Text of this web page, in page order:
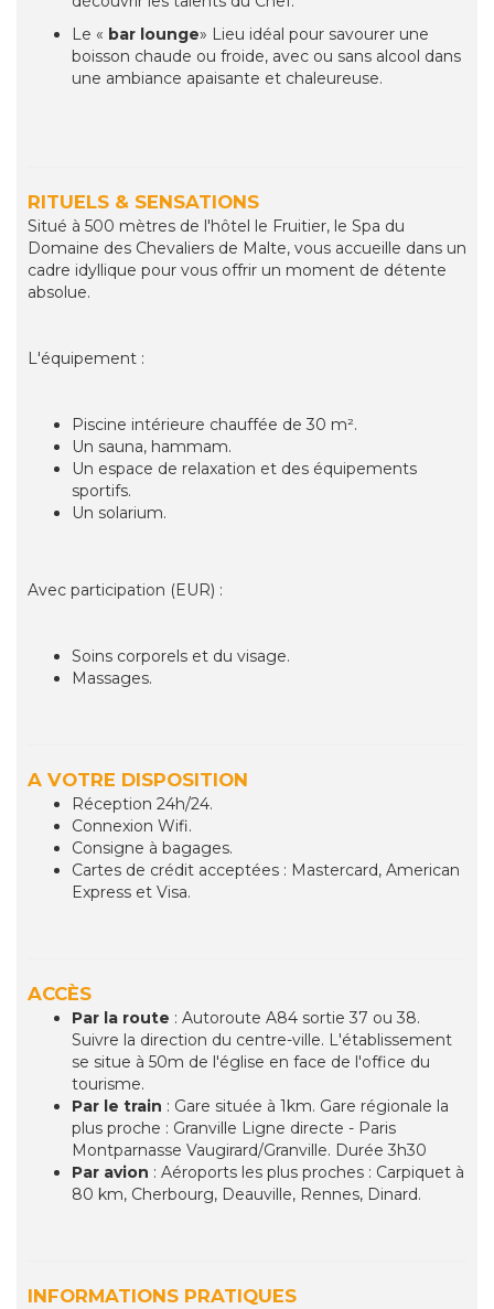
Le « bar lounge» Lieu idéal pour savourer une
boisson chaude ou froide, avec ou sans alcool dans
une ambiance apaisante et chaleureuse.
RITUELS & SENSATIONS
Situé à 500 mètres de l'hôtel le Fruitier, le Spa du
Domaine des Chevaliers de Malte, vous accueille dans un
cadre idyllique pour vous offrir un moment de détente
absolue.
L'équipement :
Piscine intérieure chauffée de 30 m².
Un sauna, hammam.
Un espace de relaxation et des équipements
sportifs.
Un solarium.
Avec participation (EUR) :
Soins corporels et du visage.
Massages.
A VOTRE DISPOSITION
Réception 24h/24.
Connexion Wifi.
Consigne à bagages.
Cartes de crédit acceptées : Mastercard, American
Express et Visa.
ACCÈS
Par la route : Autoroute A84 sortie 37 ou 38.
Suivre la direction du centre-ville. L'établissement
se situe à 50m de l'église en face de l'office du
tourisme.
Par le train : Gare située à 1km. Gare régionale la
plus proche : Granville Ligne directe - Paris
Montparnasse Vaugirard/Granville. Durée 3h30
Par avion : Aéroports les plus proches : Carpiquet à
80 km, Cherbourg, Deauville, Rennes, Dinard.
INFORMATIONS PRATIQUES